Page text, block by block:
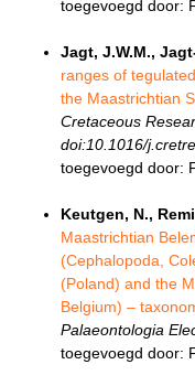
toegevoegd door:
Jagt, J.W.M.,
ranges of
the Maastrichtian
Cretaceous
doi:10.1016/
toegevoegd door:
Keutgen, N.,
Maastrichtian
(Cephalopoda,
(Poland) and the
Belgium) –
Palaeontologia
toegevoegd door: